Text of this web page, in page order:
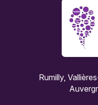
Rumilly,